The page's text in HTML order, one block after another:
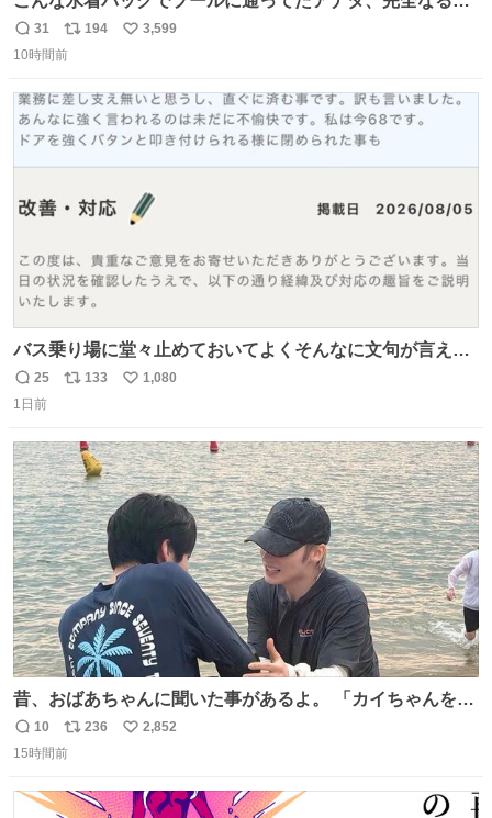
世代（笑） #70年代 #80年代 #昭和レトロ
返
信
31
リ
ポ
ト
数
194
い
数
3,599
10時間前
バス乗り場に堂々止めておいてよくそんなに文句が言える
ね 運転士は日本人やったのなら韓国人は関係ないし、なん
なら68歳も関係ない…
返
信
25
リ
ト
数
133
い
数
1,080
1日前
昔、おばあちゃんに聞いた事があるよ。 「カイちゃんをい
じめると、アイツが海から上がって来るぞ。」って。
返
信
10
リ
ポ
ト
236
い
数
2,852
15時間前